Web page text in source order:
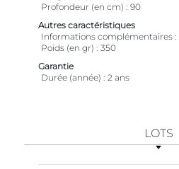
Profondeur (en cm)
90
Autres caractéristiques
Informations complémentaires
Poids (en gr)
350
Garantie
Durée (année)
2 ans
LOTS